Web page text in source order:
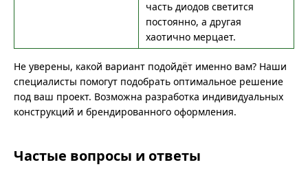
часть диодов светится
постоянно, а другая
хаотично мерцает.
Не уверены, какой вариант подойдёт именно вам? Наши
специалисты помогут подобрать оптимальное решение
под ваш проект. Возможна разработка индивидуальных
конструкций и брендированного оформления.
Частые вопросы и ответы